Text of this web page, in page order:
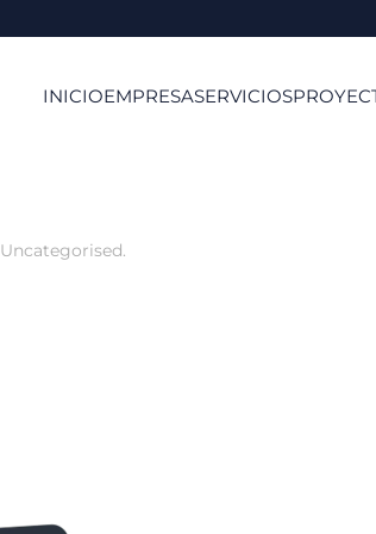
INICIOEMPRESASERVICIOS
Uncategorised.